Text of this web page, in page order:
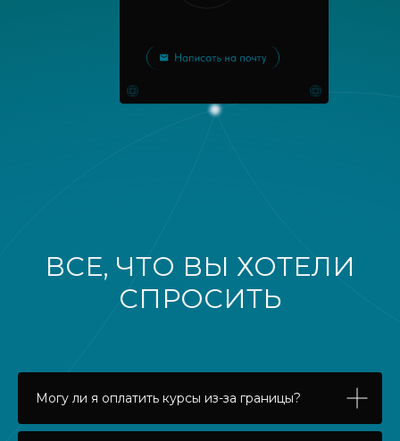
ВСЕ, ЧТО ВЫ ХОТЕЛИ
СПРОСИТЬ
Могу ли я оплатить курсы из-за границы?